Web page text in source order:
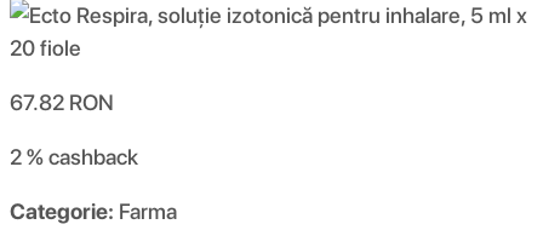
67.82 RON
2 %cashback
Categorie: Farma